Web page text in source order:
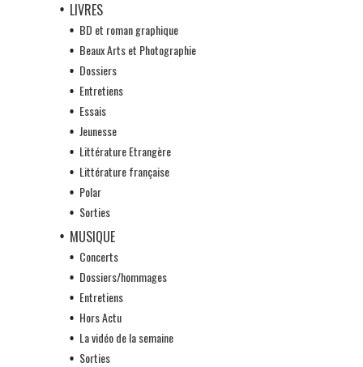
LIVRES
BD et roman graphique
Beaux Arts et Photographie
Dossiers
Entretiens
Essais
Jeunesse
Littérature Etrangère
Littérature française
Polar
Sorties
MUSIQUE
Concerts
Dossiers/hommages
Entretiens
Hors Actu
La vidéo de la semaine
Sorties